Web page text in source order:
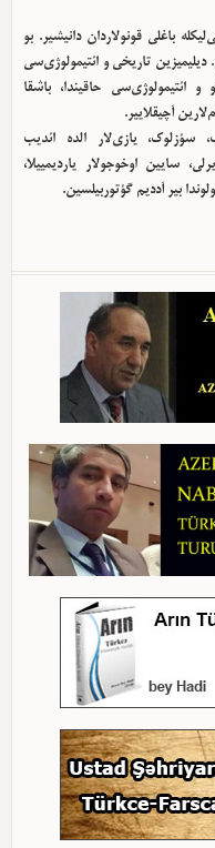
باغلی قونولاردان دانیشیر. بو
دیلیمیزین تاریخی و ائتیمولوژی‌سی
ائتیمولوژی‌سی حاقیندا، باشقا
آچیقلاییر.
سؤزلوک، یازی‌لار الده ائدیب
سایین اوخوجولار یاردیمییلا،
بیر آددیم گؤتوربیلسین.